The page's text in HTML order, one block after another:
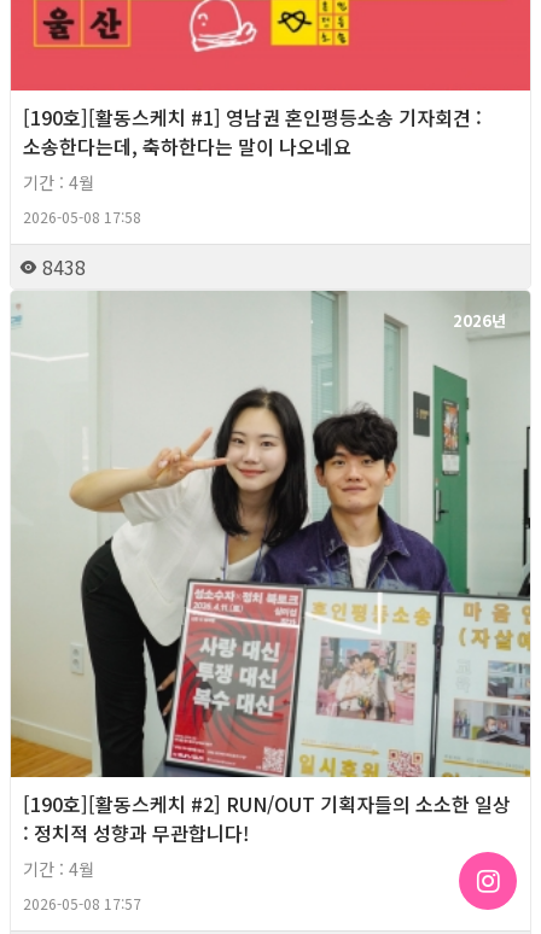
[190호][활동스케치 #1] 영남권 혼인평등소송 기자회견​ :
소송한다는데, 축하한다는 말이 나오네요
기간 : 4월
2026-05-08 17:58
8438
2026년
[190호][활동스케치 #2] RUN/OUT 기획자들의 소소한 일상
: 정치적 성향과 무관합니다!
기간 : 4월
2026-05-08 17:57